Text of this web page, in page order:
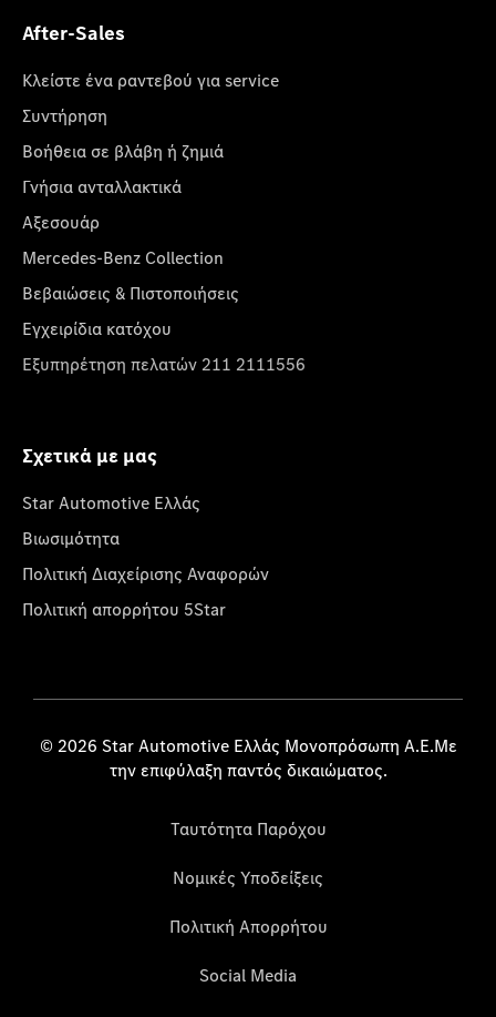
After-Sales
Κλείστε ένα ραντεβού για service
Συντήρηση
Βοήθεια σε βλάβη ή ζημιά
Γνήσια ανταλλακτικά
Αξεσουάρ
Mercedes-Benz Collection
Βεβαιώσεις & Πιστοποιήσεις
Εγχειρίδια κατόχου
Εξυπηρέτηση πελατών 211 2111556
Σχετικά με μας
Star Automotive Ελλάς
Βιωσιμότητα
Πολιτική Διαχείρισης Αναφορών
Πολιτική απορρήτου 5Star
© 2026 Star Automotive Ελλάς Μονοπρόσωπη Α.Ε.Με
την επιφύλαξη παντός δικαιώματος.
Ταυτότητα Παρόχου
Νομικές Υποδείξεις
Πολιτική Απορρήτου
Social Media